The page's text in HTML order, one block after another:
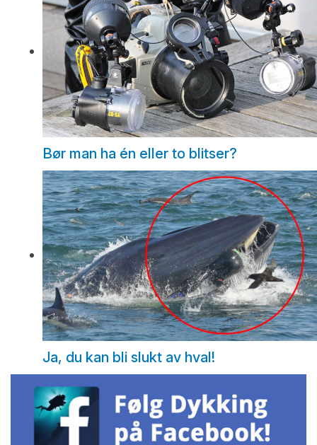
Bør man ha én eller to blitser?
Ja, du kan bli slukt av hval!